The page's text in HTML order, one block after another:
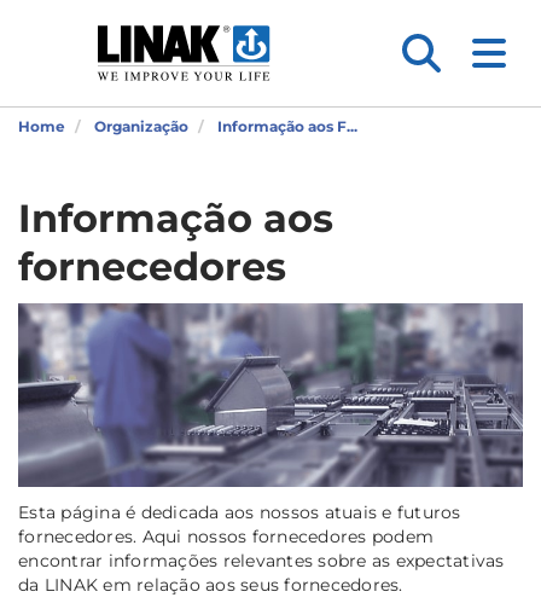
Home Organização Informação aos F...
Informação aos
fornecedores
Esta página é dedicada aos nossos atuais e futuros
fornecedores. Aqui nossos fornecedores podem
encontrar informações relevantes sobre as expectativas
da LINAK em relação aos seus fornecedores.